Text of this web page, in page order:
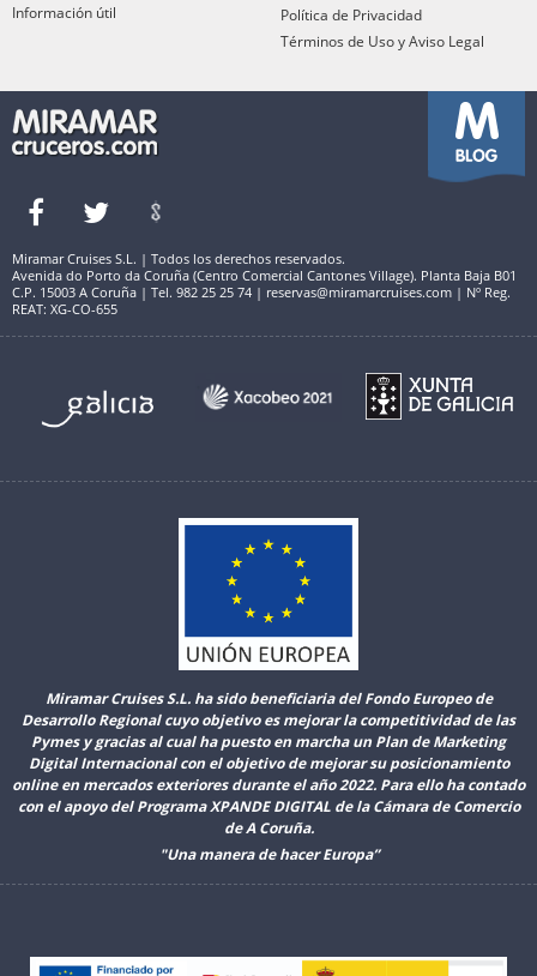
Información útil
Política de Privacidad
Términos de Uso y Aviso Legal
Miramar Cruises S.L. | Todos los derechos reservados.
Avenida do Porto da Coruña (Centro Comercial Cantones Village). Planta Baja B01
C.P. 15003 A Coruña | Tel. 982 25 25 74 | reservas@miramarcruises.com | Nº Reg.
REAT: XG-CO-655
Miramar Cruises S.L. ha sido beneficiaria del Fondo Europeo de
Desarrollo Regional cuyo objetivo es mejorar la competitividad de las
Pymes y gracias al cual ha puesto en marcha un Plan de Marketing
Digital Internacional con el objetivo de mejorar su posicionamiento
online en mercados exteriores durante el año 2022. Para ello ha contado
con el apoyo del Programa XPANDE DIGITAL de la Cámara de Comercio
de A Coruña.
"Una manera de hacer Europa”